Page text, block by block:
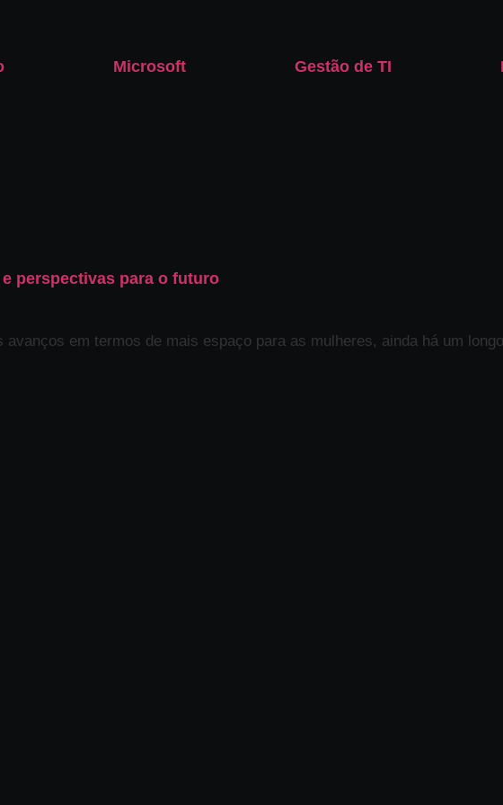
Microsoft Gestão de TI
perspectivas para o futuro
em termos de mais espaço para as mulheres, ainda há um